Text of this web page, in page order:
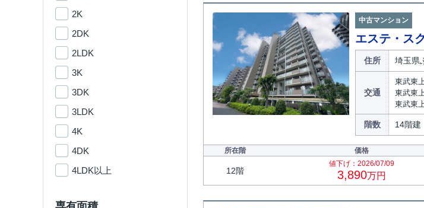
中古マンション
エステ・ス
住所 埼玉県
交通
東武東
東武東
東武東
階数 14階建
所在階 価格
12階
値下げ：2026/07/09
3,890万円
2K
2DK
2LDK
3K
3DK
3LDK
4K
4DK
4LDK以上